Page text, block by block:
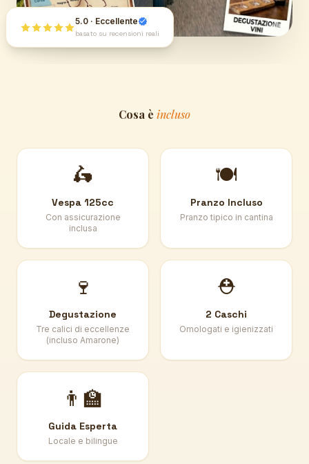
5.0 · Eccellente
basato su recensioni reali
Cosa è incluso
🛵
Vespa 125cc
Con assicurazione
inclusa
🍽️
Pranzo Incluso
Pranzo tipico in cantina
🍷
Degustazione
Tre calici di eccellenze
(incluso Amarone)
⛑️
2 Caschi
Omologati e igienizzati
👨‍🏫
Guida Esperta
Locale e bilingue